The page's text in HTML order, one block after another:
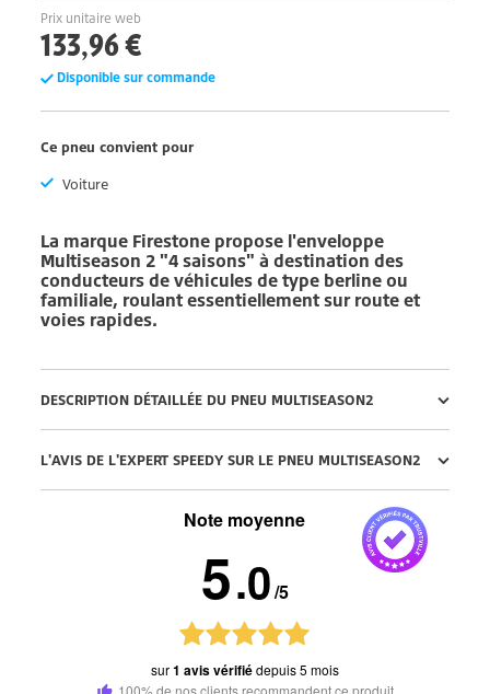
Prix unitaire web
133,96 €
Disponible sur commande
Ce pneu convient pour
Voiture
La marque Firestone propose l'enveloppe
Multiseason 2 "4 saisons" à destination des
conducteurs de véhicules de type berline ou
familiale, roulant essentiellement sur route et
voies rapides.
DESCRIPTION DÉTAILLÉE DU PNEU MULTISEASON2
L'AVIS DE L'EXPERT SPEEDY SUR LE PNEU MULTISEASON2
Note moyenne
5.0/5
sur1 avis vérifiédepuis 5 mois
100% de nos clients recommandent ce produit